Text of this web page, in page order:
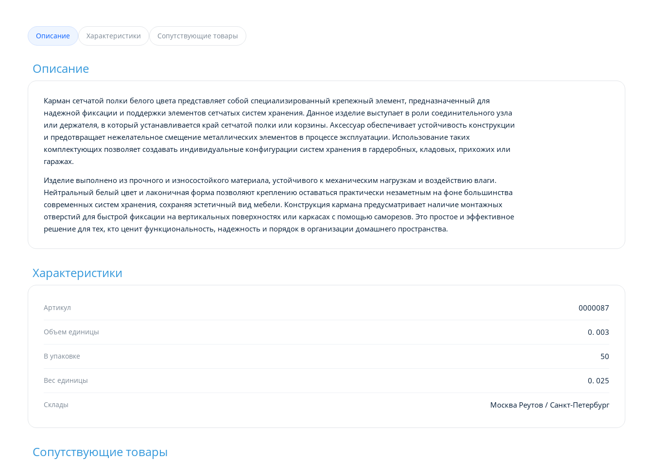
Описание Характеристики Сопутствующие товары
Описание
Карман сетчатой полки белого цвета представляет собой специализированный крепежный элемент, предназначенный для
надежной фиксации и поддержки элементов сетчатых систем хранения. Данное изделие выступает в роли соединительного узла
или держателя, в который устанавливается край сетчатой полки или корзины. Аксессуар обеспечивает устойчивость конструкции
и предотвращает нежелательное смещение металлических элементов в процессе эксплуатации. Использование таких
комплектующих позволяет создавать индивидуальные конфигурации систем хранения в гардеробных, кладовых, прихожих или
гаражах.
Изделие выполнено из прочного и износостойкого материала, устойчивого к механическим нагрузкам и воздействию влаги.
Нейтральный белый цвет и лаконичная форма позволяют креплению оставаться практически незаметным на фоне большинства
современных систем хранения, сохраняя эстетичный вид мебели. Конструкция кармана предусматривает наличие монтажных
отверстий для быстрой фиксации на вертикальных поверхностях или каркасах с помощью саморезов. Это простое и эффективное
решение для тех, кто ценит функциональность, надежность и порядок в организации домашнего пространства.
Характеристики
Артикул 0000087
Объем единицы 0. 003
В упаковке 50
Вес единицы 0. 025
Склады Москва Реутов / Санкт-Петербург
Сопутствующие товары